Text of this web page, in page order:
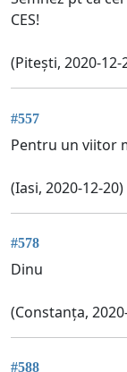
CES!
(Pitești, 2020-12-
#557
Pentru un viitor
(Iasi, 2020-12-20)
#578
Dinu
(Constanța,
#588